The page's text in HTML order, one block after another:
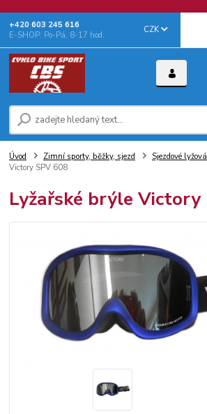
CZK
+‭420 603 245 616‬
E-SHOP: Po-Pá, 8-17 hod.
Úvod Zimní sporty, běžky, sjezd Sjezdové
Victory SPV 608
Lyžařské brýle Victory